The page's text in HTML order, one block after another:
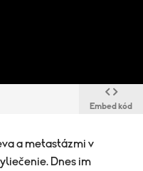
Embed kód
a metastázmi v
Dnes im